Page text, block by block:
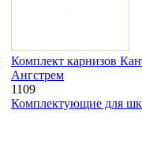
Комплект карнизов
Ангстрем
1109
Комплектующие для